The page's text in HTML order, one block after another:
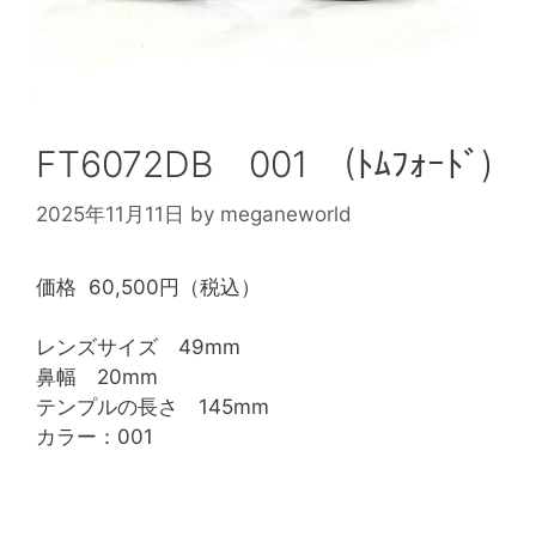
FT6072DB 001 (ﾄﾑﾌｫｰﾄﾞ)
2025年11月11日 by meganeworld
価格 60,500円（税込）
レンズサイズ 49mm
鼻幅 20mm
テンプルの長さ 145mm
カラー：001